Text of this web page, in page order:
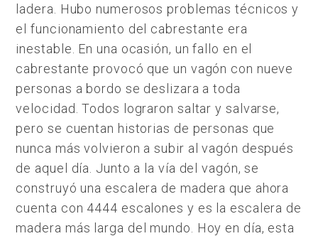
ladera. Hubo numerosos problemas técnicos y
el funcionamiento del cabrestante era
inestable. En una ocasión, un fallo en el
cabrestante provocó que un vagón con nueve
personas a bordo se deslizara a toda
velocidad. Todos lograron saltar y salvarse,
pero se cuentan historias de personas que
nunca más volvieron a subir al vagón después
de aquel día. Junto a la vía del vagón, se
construyó una escalera de madera que ahora
cuenta con 4444 escalones y es la escalera de
madera más larga del mundo. Hoy en día, esta